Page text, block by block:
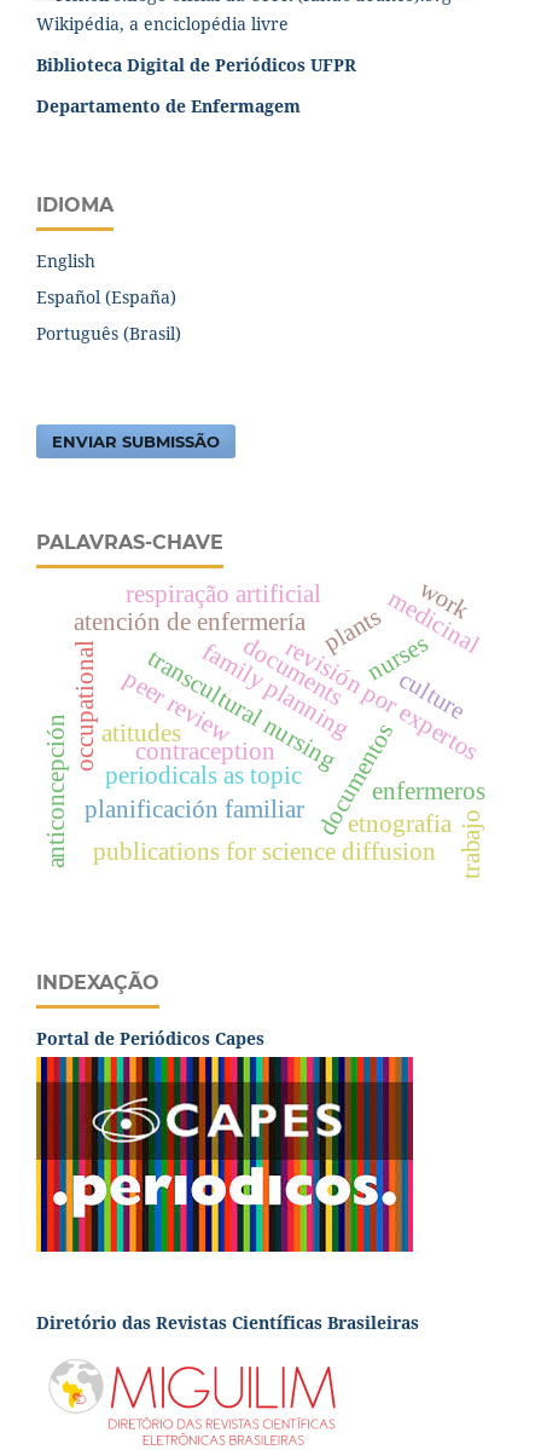
Biblioteca Digital de Periódicos UFPR
Departamento de Enfermagem
IDIOMA
English
Español (España)
Português (Brasil)
ENVIAR SUBMISSÃO
PALAVRAS-CHAVE
documentos
periodicals as topic
revisión por expertos
transcultural nursing
atención de enfermería
family planning
contraception
planificación familiar
anticoncepción
peer reviewdocuments nurses
enfermeros
occupational
publications for science diffusion
etnografia
atitudes
culture
plantsmedicinal
respiração artificial work
trabajo
INDEXAÇÃO
Portal de Periódicos Capes
Diretório das Revistas Científicas Brasileiras